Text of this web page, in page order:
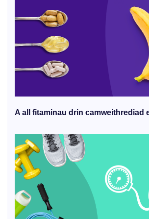
A all fitaminau drin camweithrediad